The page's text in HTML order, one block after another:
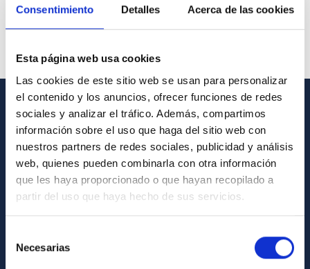
Consentimiento Detalles Acerca de las cookies
Esta página web usa cookies
Las cookies de este sitio web se usan para personalizar
el contenido y los anuncios, ofrecer funciones de redes
sociales y analizar el tráfico. Además, compartimos
información sobre el uso que haga del sitio web con
nuestros partners de redes sociales, publicidad y análisis
web, quienes pueden combinarla con otra información
que les haya proporcionado o que hayan recopilado a
partir del uso que haya hecho de sus servicios.
Necesarias
GENERAL INFORMATION
Contact
How to get to the IAC
List of personnel
Library
General register